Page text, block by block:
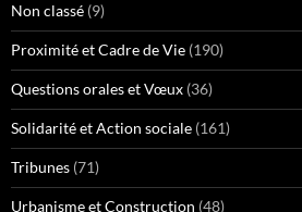
Non classé (9)
Proximité et Cadre de Vie (190)
Questions orales et Vœux (36)
Solidarité et Action sociale (161)
Tribunes (71)
Urbanisme et Construction (48)